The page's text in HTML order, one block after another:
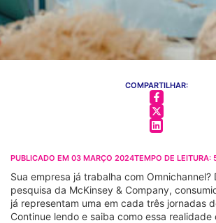
COMPARTILHAR:
PUBLICADO EM 03 MARÇO 2024TEMPO DE LEITURA:
Sua empresa já trabalha com Omnichannel?
pesquisa da McKinsey & Company,
já representam uma em cada três jornadas
Continue lendo e saiba como essa realidade